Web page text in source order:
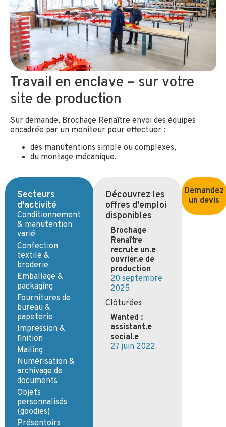
Travail en enclave – sur votre
site de production
Sur demande, Brochage Renaître envoi des équipes
encadrée par un moniteur pour effectuer :
des manutentions simple ou complexes,
du montage mécanique.
Secteurs
d'activité
Conditionnement
& manutention
varié
Confection
textile &
broderie
Emballage &
packaging
Fournitures de
bureau &
papeterie
Impression &
finition
Mailing
Numérisation &
archivage de
documents
Objets
personnalisés
(goodies)
Présentoirs
Découvrez les
offres d'emploi
disponibles
Brochage
Renaître
recrute un.e
ouvrier.e de
production
20 septembre
2025
Clôturées
Wanted :
assistant.e
social.e
27 juin 2022
Demandez
un devis